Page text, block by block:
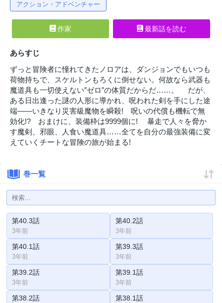
アクション・アドベンチャー
作家 最新話を読む
あらすじ
ずっと冒険者に憧れてきたノロアは、ダンジョンでもいつも
荷物持ちで、スケルトンもろくに倒せない。何故なら武器も
魔道具も一切使えない”ゼロ”の体質だからだ……。 だが、
ある日出逢った謎の人形に導かれ、呪われた剣を手にした途
端――いきなり災害級魔物を瞬殺! 呪いの代償も機転で無
効化!? おまけに、装備枠は9999個に! 暴走で人々を脅か
す魔剣、邪眼、人食い魔道具……全てを自分の最強装備に変
えていくチートな冒険の旅が始まる!
巻一覧
第40.3話
3年前
第40.2話
3年前
第40.1話
3年前
第39.3話
3年前
第39.2話
3年前
第39.1話
3年前
第38.2話 第38.1話